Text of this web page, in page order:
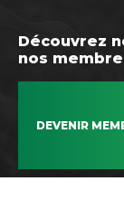
Découvrez
nos
DEVENIR